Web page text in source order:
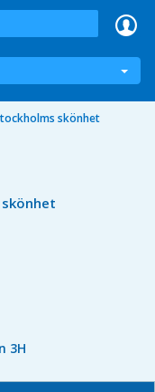
skönhet
3H